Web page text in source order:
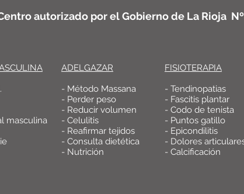
autorizado por el Gobierno de La Rioja
masculina
ADELGAZAR
- Método Massana
- Perder peso
- Reducir volumen
- Celulitis
- Reafirmar tejidos
- Consulta dietética
- Nutrición
FISIOTERAPIA
- Tendinopatias
- Fascitis plantar
- Codo de tenista
- Puntos gatillo
- Epicondilitis
- Dolores
- Calcificación